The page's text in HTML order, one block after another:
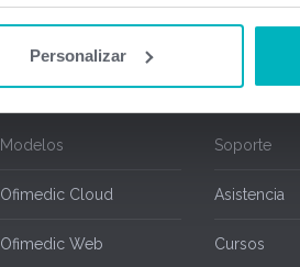
Personalizar
Modelos
Ofimedic Cloud
Ofimedic Web
Soporte
Asistencia
Cursos